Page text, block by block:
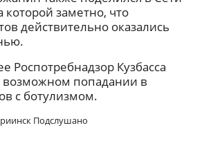
которой заметно, что
действительно оказались
Роспотребнадзор Кузбасса
возможном попадании в
с ботулизмом.
Подслушано